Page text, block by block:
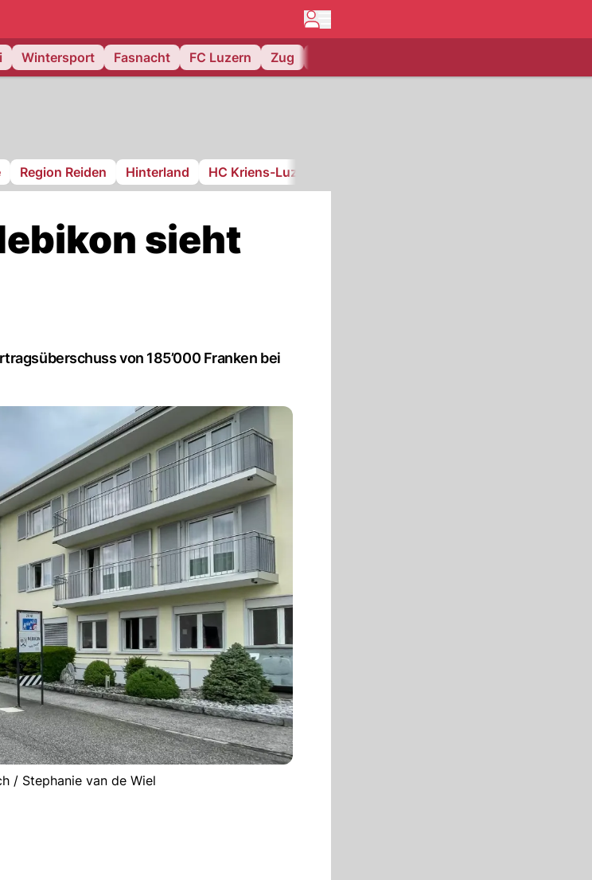
Wintersport Fasnacht FC Luzern Zug
Region Reiden Hinterland HC Kriens-Luzern
sieht
von 185’000 Franken bei
/ Stephanie van de Wiel